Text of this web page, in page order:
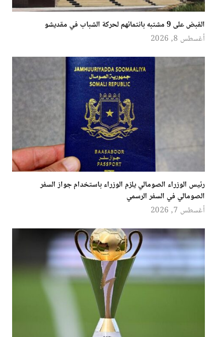
القبض على 9 مشتبه بانتمائهم لحركة الشباب في مقديشو
أغسطس 8, 2026
رئيس الوزراء الصومالي يلزم الوزراء باستخدام جواز السفر
الصومالي في السفر الرسمي
أغسطس 7, 2026